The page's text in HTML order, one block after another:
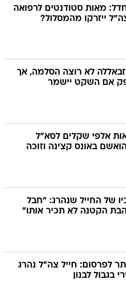
מאות סטודנטים לרפואה
ייזרקו מהמסלול?
לא רוצה הסלמה, אך
אם השקט יישמר
אלפי שקלים לסא"ל
באונס קצינה וזוכה
של החייל שנהרג: "חבל
הקטנה לא תכיר אותו"
לפרסום: חייל צה"ל נהרג
בגבול לבנון